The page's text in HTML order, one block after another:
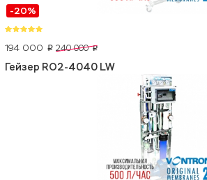
-20%
194 000 p 240 000 p
Гейзер RO2-4040 LW